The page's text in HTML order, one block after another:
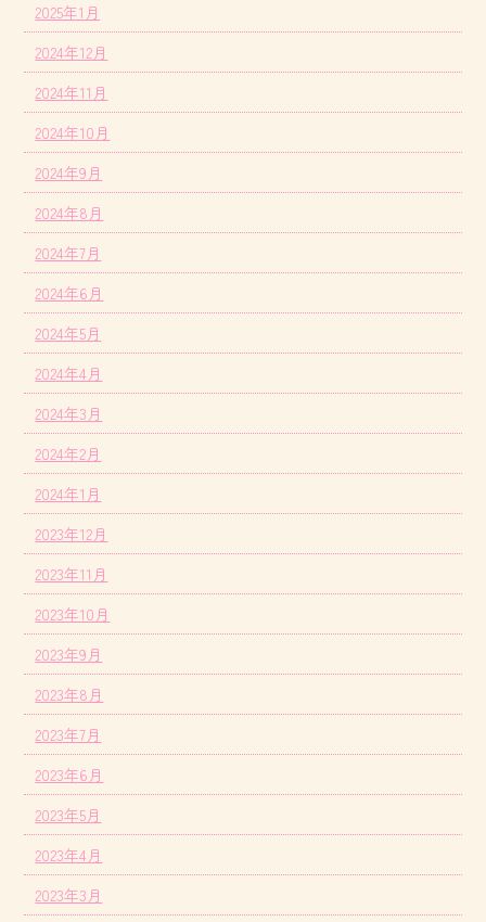
2025年1月
2024年12月
2024年11月
2024年10月
2024年9月
2024年8月
2024年7月
2024年6月
2024年5月
2024年4月
2024年3月
2024年2月
2024年1月
2023年12月
2023年11月
2023年10月
2023年9月
2023年8月
2023年7月
2023年6月
2023年5月
2023年4月
2023年3月